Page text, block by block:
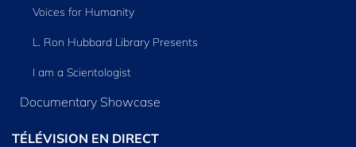
Voices for Humanity
L. Ron Hubbard Library Presents
I am a Scientologist
Documentary Showcase
TÉLÉVISION EN DIRECT